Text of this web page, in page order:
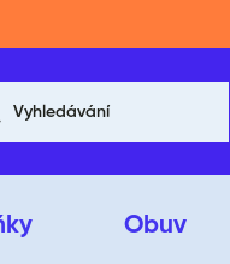
Vyhledávání
Obuv